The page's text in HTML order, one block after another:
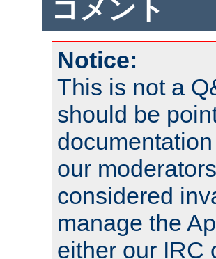
コメント
Notice:
This is not a
should be
our
considered
manage the
either our IRC